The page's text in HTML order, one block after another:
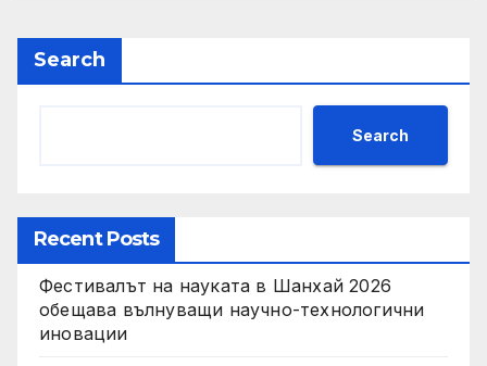
Search
Search
Recent Posts
Фестивалът на науката в Шанхай 2026
обещава вълнуващи научно-технологични
иновации